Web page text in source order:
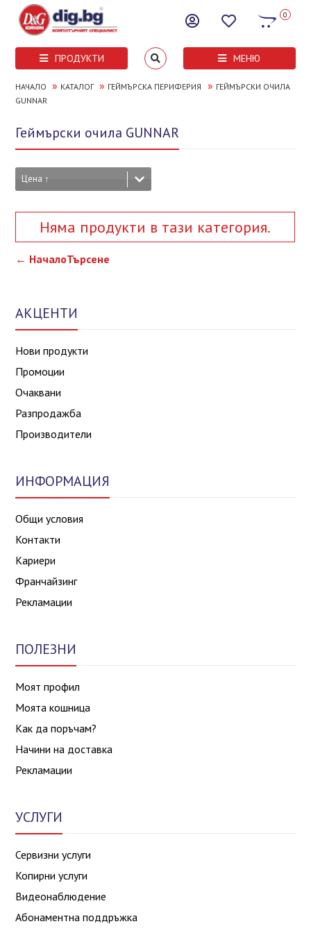
0
ПРОДУКТИ МЕНЮ
НАЧАЛО » КАТАЛОГ » ГЕЙМЪРСКА ПЕРИФЕРИЯ » ГЕЙМЪРСКИ ОЧИЛА
GUNNAR
Геймърски очила GUNNAR
Цена ↑
Няма продукти в тази категория.
← НачалоТърсене
АКЦЕНТИ
Нови продукти
Промоции
Очаквани
Разпродажба
Производители
ИНФОРМАЦИЯ
Общи условия
Контакти
Кариери
Франчайзинг
Рекламации
ПОЛЕЗНИ
Моят профил
Моята кошница
Как да поръчам?
Начини на доставка
Рекламации
УСЛУГИ
Сервизни услуги
Копирни услуги
Видеонаблюдение
Абонаментна поддръжка